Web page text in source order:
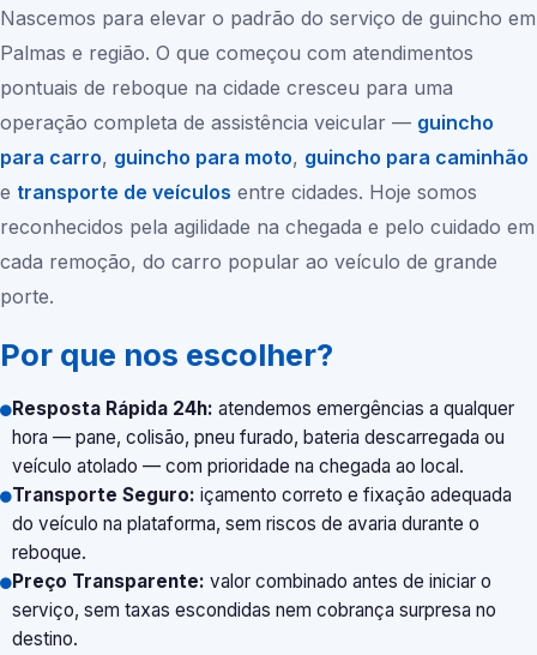
Nascemos para elevar o padrão do serviço de guincho em
Palmas e região. O que começou com atendimentos
pontuais de reboque na cidade cresceu para uma
operação completa de assistência veicular — guincho
para carro, guincho para moto, guincho para caminhão
e transporte de veículos entre cidades. Hoje somos
reconhecidos pela agilidade na chegada e pelo cuidado em
cada remoção, do carro popular ao veículo de grande
porte.
Por que nos escolher?
Resposta Rápida 24h: atendemos emergências a qualquer
hora — pane, colisão, pneu furado, bateria descarregada ou
veículo atolado — com prioridade na chegada ao local.
Transporte Seguro: içamento correto e fixação adequada
do veículo na plataforma, sem riscos de avaria durante o
reboque.
Preço Transparente: valor combinado antes de iniciar o
serviço, sem taxas escondidas nem cobrança surpresa no
destino.